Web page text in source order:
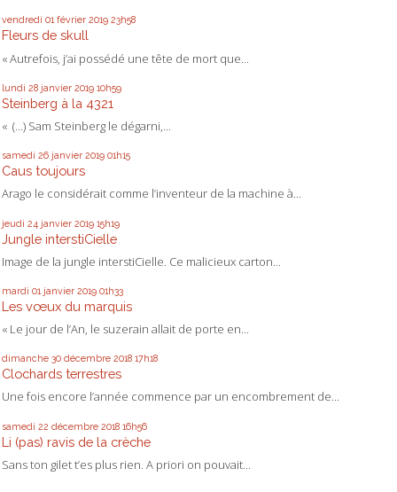
vendredi 01 février 2019 23h58
Fleurs de skull
« Autrefois, j’ai possédé une tête de mort que...
lundi 28 janvier 2019 10h59
Steinberg à la 4321
« (…) Sam Steinberg le dégarni,...
samedi 26 janvier 2019 01h15
Caus toujours
Arago le considérait comme l’inventeur de la machine à...
jeudi 24 janvier 2019 15h19
Jungle interstiCielle
Image de la jungle interstiCielle. Ce malicieux carton...
mardi 01 janvier 2019 01h33
Les vœux du marquis
« Le jour de l’An, le suzerain allait de porte en...
dimanche 30 décembre 2018 17h18
Clochards terrestres
Une fois encore l’année commence par un encombrement de...
samedi 22 décembre 2018 16h56
Li (pas) ravis de la crèche
Sans ton gilet t’es plus rien. A priori on pouvait...